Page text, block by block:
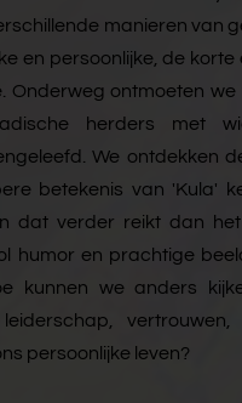
manieren van
en persoonlijke, de
Onderweg ontmoeten
herders met
We ontdekken
betekenis van 'Kula'
dat verder reikt dan
humor en prachtige
kunnen we anders
vertrouwen,
persoonlijke leven?